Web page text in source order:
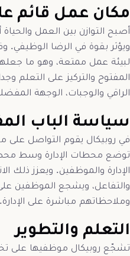
مكان عمل قائم
أصبح التوازن بين العمل
ويؤثر بقوة في الرضا الوظيفي.
لبيئة عمل ممتعة، وهو ما
المفتوح والتركيز على التعلم
الراقي والوجبات، الوجهة
سياسة الباب
في روبيكال يقوم التواصل على
توضع محطات الإدارة وسط
الإدارة والموظفين. ويعزز ذلك
والتفاعل، ويشجع الموظفين
وملاحظاتهم مباشرة على الإدارة.
التعلم والتطوير